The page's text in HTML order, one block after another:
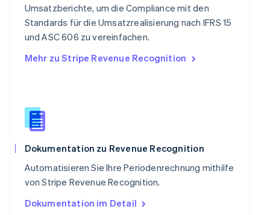
Umsatzberichte, um die Compliance mit den
Standards für die Umsatzrealisierung nach IFRS 15
und ASC 606 zu vereinfachen.
Mehr zu Stripe Revenue Recognition
Dokumentation zu Revenue Recognition
Automatisieren Sie Ihre Periodenrechnung mithilfe
von Stripe Revenue Recognition.
Dokumentation im Detail
Singapur
English 简体中文
Slowakei
English
Slowenien
English
Spanien
Español
Thailand
Tschechische Republik
English
English